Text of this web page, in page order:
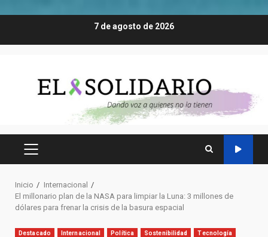
7 de agosto de 2026
MENÚ
Inicio
Internacional
El millonario plan de la NASA para limpiar la Luna: 3 millones de
dólares para frenar la crisis de la basura espacial
Destacado Internacional Política Sostenibilidad Tecnología